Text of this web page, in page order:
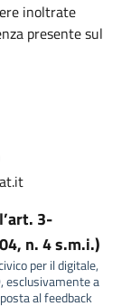
inoltrate
presente sul
3-
n. 4 s.m.i.)
per il digitale,
esclusivamente a
al feedback